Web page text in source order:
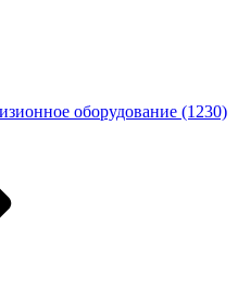
оборудование (1230)